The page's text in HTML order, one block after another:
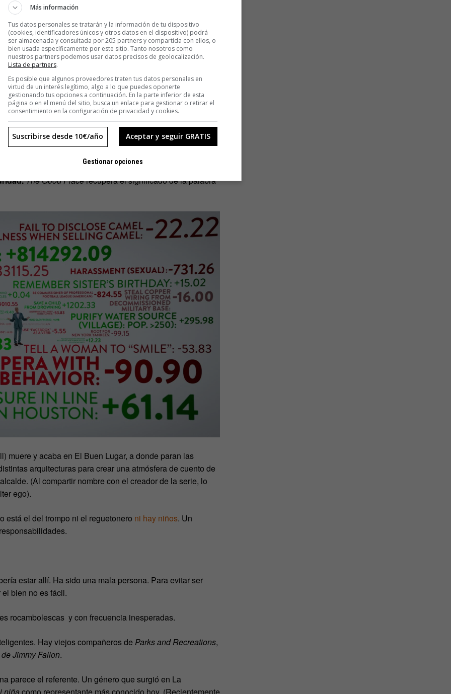
deFargo. Es un brillante invitado en comedias
en la franquicia
C.S.I.
de marca.
de muertos)que incitan a la carcajada cuando no hay
Sam Elliott enThe Ranchera un mal precedente.
por un monologuista interpretando a un
daño provocado por los imitadores de Tarantino; rara vez,
The Good Placerecupera el significado de la palabra
muere y acaba en El Buen Lugar, a donde paran las
arquitecturas para crear una atmósfera de cuento de
(Al compartir nombre con el creador de la serie, lo
ego).
está el del trompo ni el reguetonero ni hay niños. Un
estar allí. Ha sido una mala persona. Para evitar ser
bien no es fácil.
rocambolescas y con frecuencia inesperadas.
Hay viejos compañeros de Parks and Recreations,
Jimmy Fallon.
parece el referente. Un género que surgió en La
niña como representante más conocido hoy. (Recientemente
Más información
Tus datos personales se tratarán y la información de tu dispositivo
(cookies, identificadores únicos y otros datos en el dispositivo) podrá
ser almacenada y consultada por 205 partners y compartida con ellos, o
bien usada específicamente por este sitio. Tanto nosotros como
nuestros partners podemos usar datos precisos de geolocalización.
Lista de partners.
Es posible que algunos proveedores traten tus datos personales en
virtud de un interés legítimo, algo a lo que puedes oponerte
gestionando tus opciones a continuación. En la parte inferior de esta
página o en el menú del sitio, busca un enlace para gestionar o retirar el
consentimiento en la configuración de privacidad y cookies.
Aceptar y seguir GRATIS
Suscribirse desde 10€/año
Gestionar opciones